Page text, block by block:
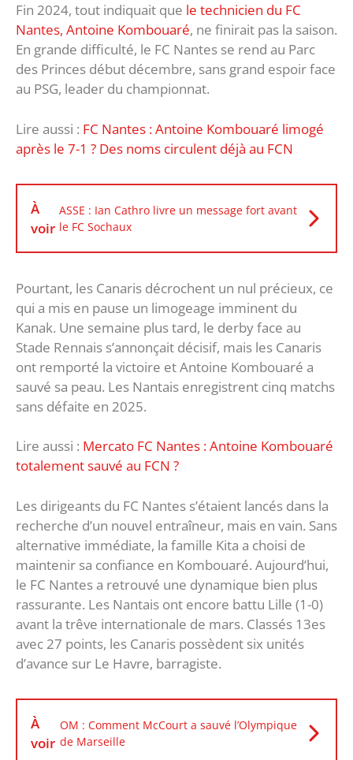
Fin 2024, tout indiquait que le technicien du FC
Nantes, Antoine Kombouaré, ne finirait pas la saison.
En grande difficulté, le FC Nantes se rend au Parc
des Princes début décembre, sans grand espoir face
au PSG, leader du championnat.
Lire aussi : FC Nantes : Antoine Kombouaré limogé
après le 7-1 ? Des noms circulent déjà au FCN
À
voir
ASSE : Ian Cathro livre un message fort avant
le FC Sochaux
Pourtant, les Canaris décrochent un nul précieux, ce
qui a mis en pause un limogeage imminent du
Kanak. Une semaine plus tard, le derby face au
Stade Rennais s’annonçait décisif, mais les Canaris
ont remporté la victoire et Antoine Kombouaré a
sauvé sa peau. Les Nantais enregistrent cinq matchs
sans défaite en 2025.
Lire aussi : Mercato FC Nantes : Antoine Kombouaré
totalement sauvé au FCN ?
Les dirigeants du FC Nantes s’étaient lancés dans la
recherche d’un nouvel entraîneur, mais en vain. Sans
alternative immédiate, la famille Kita a choisi de
maintenir sa confiance en Kombouaré. Aujourd’hui,
le FC Nantes a retrouvé une dynamique bien plus
rassurante. Les Nantais ont encore battu Lille (1-0)
avant la trêve internationale de mars. Classés 13es
avec 27 points, les Canaris possèdent six unités
d’avance sur Le Havre, barragiste.
À
voir
OM : Comment McCourt a sauvé l’Olympique
de Marseille